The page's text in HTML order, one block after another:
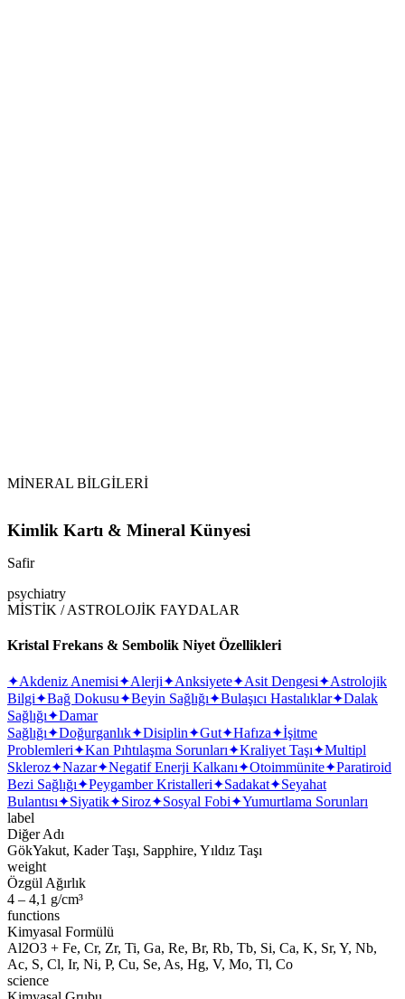
MİNERAL BİLGİLERİ
Kimlik Kartı & Mineral Künyesi
Safir
psychiatry
MİSTİK / ASTROLOJİK FAYDALAR
Kristal Frekans & Sembolik Niyet Özellikleri
✦Akdeniz Anemisi✦Alerji✦Anksiyete✦Asit Dengesi✦Astrolojik
Bilgi✦Bağ Dokusu✦Beyin Sağlığı✦Bulaşıcı Hastalıklar✦Dalak
Sağlığı✦Damar
Sağlığı✦Doğurganlık✦Disiplin✦Gut✦Hafıza✦İşitme
Problemleri✦Kan Pıhtılaşma Sorunları✦Kraliyet Taşı✦Multipl
Skleroz✦Nazar✦Negatif Enerji Kalkanı✦Otoimmünite✦Paratiroid
Bezi Sağlığı✦Peygamber Kristalleri✦Sadakat✦Seyahat
Bulantısı✦Siyatik✦Siroz✦Sosyal Fobi✦Yumurtlama Sorunları
label
Diğer Adı
GökYakut, Kader Taşı, Sapphire, Yıldız Taşı
weight
Özgül Ağırlık
4 – 4,1 g/cm³
functions
Kimyasal Formülü
Al2O3 + Fe, Cr, Zr, Ti, Ga, Re, Br, Rb, Tb, Si, Ca, K, Sr, Y, Nb,
Ac, S, Cl, Ir, Ni, P, Cu, Se, As, Hg, V, Mo, Tl, Co
science